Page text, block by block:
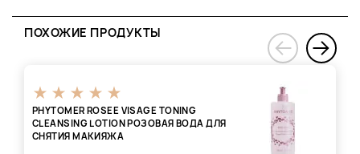
ПОХОЖИЕ ПРОДУКТЫ
PHYTOMER ROSEE VISAGE TONING
CLEANSING LOTION РОЗОВАЯ ВОДА ДЛЯ
СНЯТИЯ МАКИЯЖА
‹
›